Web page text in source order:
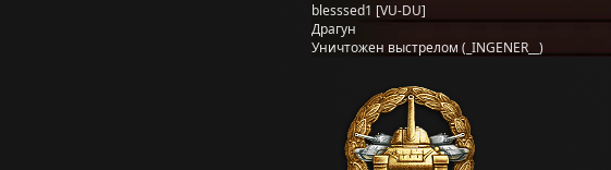
blesssed1 [VU-DU]
Драгун
Уничтожен выстрелом (_INGENER__)